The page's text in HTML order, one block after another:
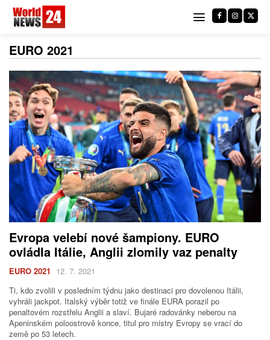
EURO 2021
Evropa velebí nové šampiony. EURO
ovládla Itálie, Anglii zlomily vaz penalty
EURO 2021
12. 7. 2021
Ti, kdo zvolili v posledním týdnu jako destinaci pro dovolenou Itálii,
vyhráli jackpot. Italský výběr totiž ve finále EURA porazil po
penaltovém rozstřelu Anglii a slaví. Bujaré radovánky neberou na
Apeninském poloostrově konce, titul pro mistry Evropy se vrací do
země po 53 letech.